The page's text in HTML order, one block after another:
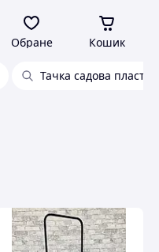
Обране Кошик
Тачка садова